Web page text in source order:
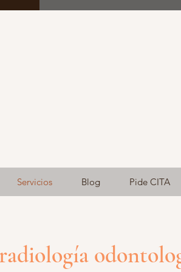
Servicios Blog Pide CITA